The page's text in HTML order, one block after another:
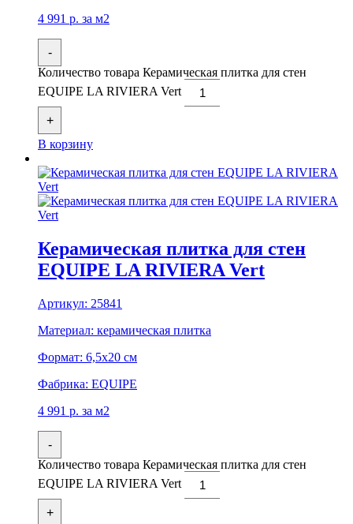
4 991 р. за м2
-
Количество товара Керамическая плитка для стен
EQUIPE LA RIVIERA Vert
+
В корзину
Керамическая плитка для стен
EQUIPE LA RIVIERA Vert
Артикул: 25841
Материал: керамическая плитка
Формат: 6,5x20 см
Фабрика: EQUIPE
4 991 р. за м2
-
Количество товара Керамическая плитка для стен
EQUIPE LA RIVIERA Vert
+